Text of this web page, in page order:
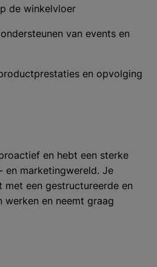
de winkelvloer
van events en
en opvolging
en hebt een sterke
en marketingwereld. Je
een gestructureerde en
werken en neemt graag